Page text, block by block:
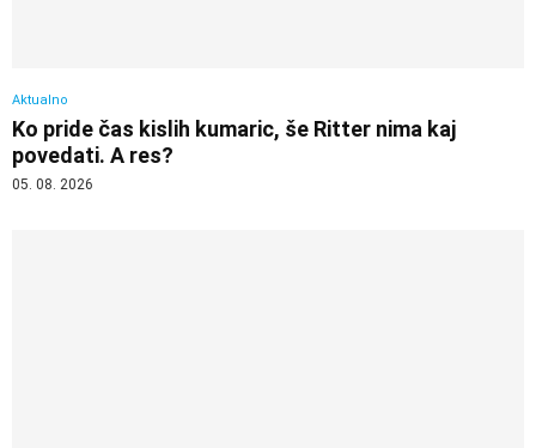
Aktualno
Ko pride čas kislih kumaric, še Ritter nima kaj
povedati. A res?
05. 08. 2026